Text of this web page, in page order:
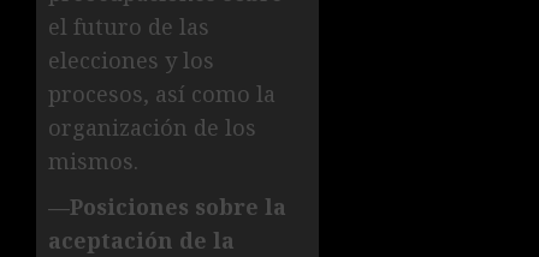
el futuro de las
elecciones y los
procesos, así como la
organización de los
mismos.
—Posiciones sobre la
aceptación de la